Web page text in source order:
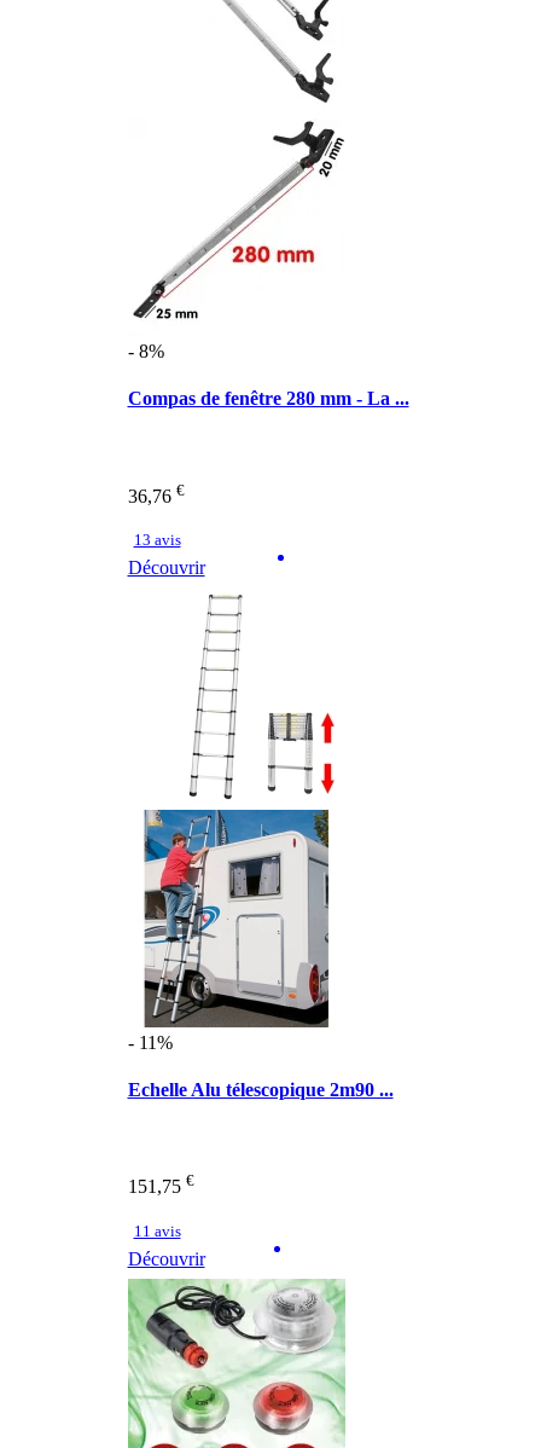
- 8%
Compas de fenêtre 280 mm - La ...
36,76 €
13 avis
Découvrir
- 11%
Echelle Alu télescopique 2m90 ...
151,75 €
11 avis
Découvrir